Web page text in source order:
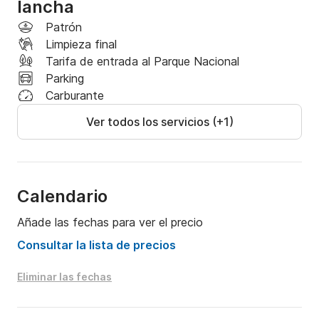
El consumo de carburante se puede fijar dependiendo
del uso y lugar que se le de.
lancha
Patrón
Limpieza final
Tarifa de entrada al Parque Nacional
Parking
Carburante
Ver todos los servicios (+1)
Calendario
Añade las fechas para ver el precio
Consultar la lista de precios
Eliminar las fechas